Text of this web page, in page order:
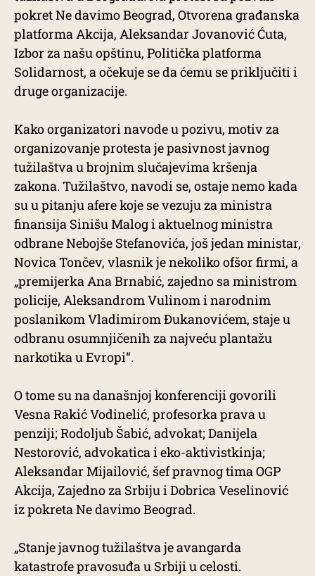
pokret Ne davimo Beograd, Otvorena građanska
platforma Akcija, Aleksandar Jovanović Ćuta,
Izbor za našu opštinu, Politička platforma
Solidarnost, a očekuje se da ćemu se priključiti i
druge organizacije.
Kako organizatori navode u pozivu, motiv za
organizovanje protesta je pasivnost javnog
tužilaštva u brojnim slučajevima kršenja
zakona. Tužilaštvo, navodi se, ostaje nemo kada
su u pitanju afere koje se vezuju za ministra
finansija Sinišu Malog i aktuelnog ministra
odbrane Nebojše Stefanovića, još jedan ministar,
Novica Tončev, vlasnik je nekoliko ofšor firmi, a
„premijerka Ana Brnabić, zajedno sa ministrom
policije, Aleksandrom Vulinom i narodnim
poslanikom Vladimirom Đukanovićem, staje u
odbranu osumnjičenih za najveću plantažu
narkotika u Evropi“.
O tome su na današnjoj konferenciji govorili
Vesna Rakić Vodinelić, profesorka prava u
penziji; Rodoljub Šabić, advokat; Danijela
Nestorović, advokatica i eko-aktivistkinja;
Aleksandar Mijailović, šef pravnog tima OGP
Akcija, Zajedno za Srbiju i Dobrica Veselinović
iz pokreta Ne davimo Beograd.
„Stanje javnog tužilaštva je avangarda
katastrofe pravosuđa u Srbiji u celosti.